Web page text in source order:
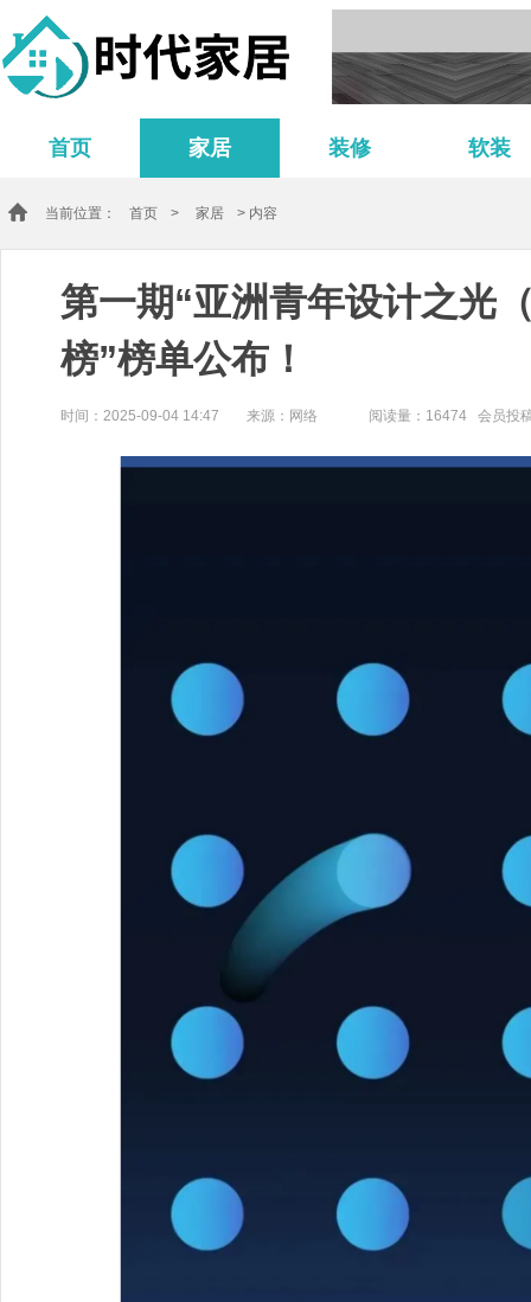
首页 家居 装修 软装
当前位置： 首页 > 家居 > 内容
第一期“亚洲青年设计之光
榜”榜单公布！
时间：2025-09-04 14:47 来源：网络 阅读量：16474 会员投